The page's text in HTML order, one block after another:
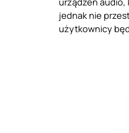
jednak nie
użytkownicy